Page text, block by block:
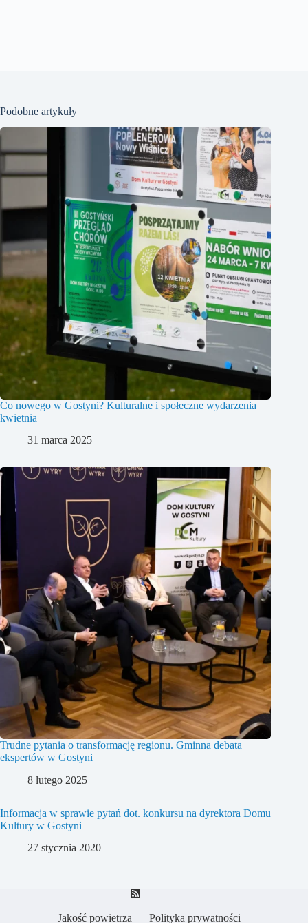
Podobne artykuły
Co nowego w Gostyni? Kulturalne i społeczne wydarzenia
kwietnia
31 marca 2025
Trudne pytania o transformację regionu. Gminna debata
ekspertów w Gostyni
8 lutego 2025
Informacja w sprawie pytań dot. konkursu na dyrektora Domu
Kultury w Gostyni
27 stycznia 2020
Jakość powietrza Polityka prywatności